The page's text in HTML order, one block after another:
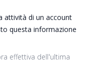
attività di un account
questa informazione
effettiva dell'ultima